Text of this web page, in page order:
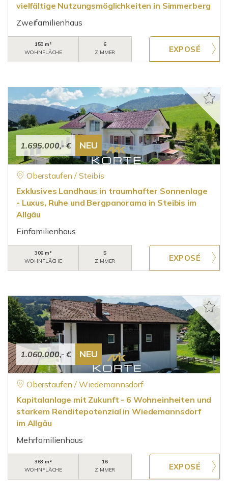
vielfältige Nutzungsmöglichkeiten in Simmerberg
Zweifamilienhaus
150 m²
WOHNFLÄCHE
6
ZIMMER
1.695.000,- € NEU
Oberstaufen / Steibis
Exklusives Landhaus in traumhafter Sonnenlage
- Luxus, Ruhe und Bergpanorama in Steibis im
Allgäu
Einfamilienhaus
306 m²
WOHNFLÄCHE
5
ZIMMER
1.060.000,- € NEU
Oberstaufen / Wiedemannsdorf
Kapitalanlage mit Zukunft - 6 Wohneinheiten und
starkem Renditepotenzial in Wiedemannsdorf
im Allgäu
Mehrfamilienhaus
363 m²
WOHNFLÄCHE
16
ZIMMER